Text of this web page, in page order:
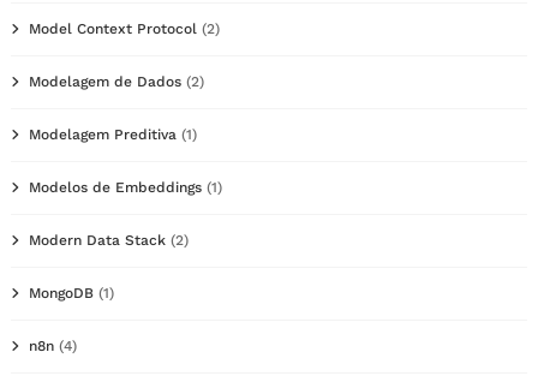
Model Context Protocol (2)
Modelagem de Dados (2)
Modelagem Preditiva (1)
Modelos de Embeddings (1)
Modern Data Stack (2)
MongoDB (1)
n8n (4)